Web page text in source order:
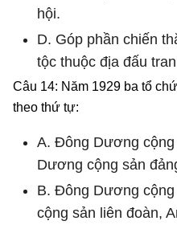
hội.
D. Góp phần chiến
tộc thuộc địa đấu
Câu 14: Năm 1929 ba tổ
theo thứ tự:
A. Đông Dương
Dương cộng sản
B. Đông Dương
cộng sản liên đoàn,